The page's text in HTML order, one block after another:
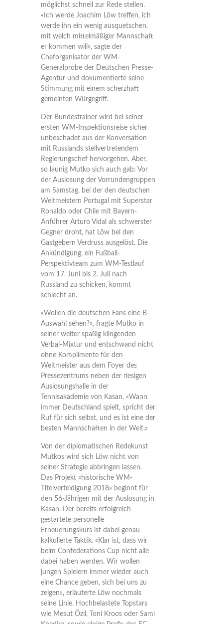
möglichst schnell zur Rede stellen.
«Ich werde Joachim Löw treffen, ich
werde ihn ein wenig ausquetschen,
mit welch mittelmäßiger Mannschaft
er kommen will», sagte der
Cheforganisator der WM-
Generalprobe der Deutschen Presse-
Agentur und dokumentierte seine
Stimmung mit einem scherzhaft
gemeinten Würgegriff.
Der Bundestrainer wird bei seiner
ersten WM-Inspektionsreise sicher
unbeschadet aus der Konversation
mit Russlands stellvertretendem
Regierungschef hervorgehen. Aber,
so launig Mutko sich auch gab: Vor
der Auslosung der Vorrundengruppen
am Samstag, bei der den deutschen
Weltmeistern Portugal mit Superstar
Ronaldo oder Chile mit Bayern-
Anführer Arturo Vidal als schwerster
Gegner droht, hat Löw bei den
Gastgebern Verdruss ausgelöst. Die
Ankündigung, ein Fußball-
Perspektivteam zum WM-Testlauf
vom 17. Juni bis 2. Juli nach
Russland zu schicken, kommt
schlecht an.
«Wollen die deutschen Fans eine B-
Auswahl sehen?», fragte Mutko in
seiner weiter spaßig klingenden
Verbal-Mixtur und entschwand nicht
ohne Komplimente für den
Weltmeister aus dem Foyer des
Pressezentrums neben der riesigen
Auslosungshalle in der
Tennisakademie von Kasan. «Wann
immer Deutschland spielt, spricht der
Ruf für sich selbst, und es ist eine der
besten Mannschaften in der Welt.»
Von der diplomatischen Redekunst
Mutkos wird sich Löw nicht von
seiner Strategie abbringen lassen.
Das Projekt «historische WM-
Titelverteidigung 2018» beginnt für
den 56-Jährigen mit der Auslosung in
Kasan. Der bereits erfolgreich
gestartete personelle
Erneuerungskurs ist dabei genau
kalkulierte Taktik. «Klar ist, dass wir
beim Confederations Cup nicht alle
dabei haben werden. Wir wollen
jungen Spielern immer wieder auch
eine Chance geben, sich bei uns zu
zeigen», erläuterte Löw nochmals
seine Linie. Hochbelastete Topstars
wie Mesut Özil, Toni Kroos oder Sami